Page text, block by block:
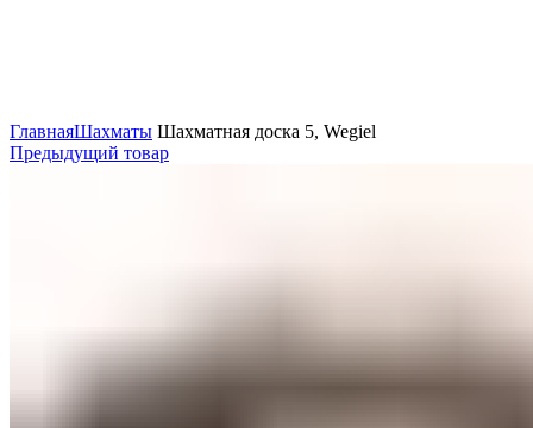
ГлавнаяШахматы Шахматная доска 5, Wegiel
Предыдущий товар